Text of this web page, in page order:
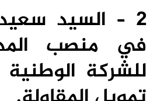
2 – السيد
في منصب
للشركة